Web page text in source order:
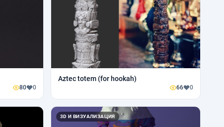
80 0
Aztec totem (for hookah)
66 0
3D И ВИЗУАЛИЗАЦИЯ